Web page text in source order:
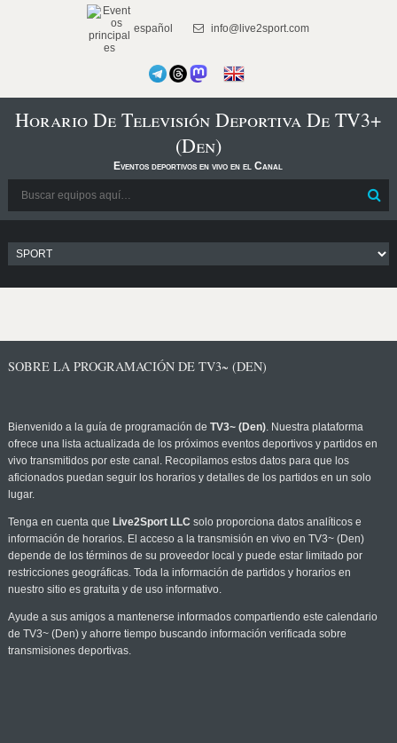
español info@live2sport.com
Horario De Televisión Deportiva De TV3+
(Den)
Eventos deportivos en vivo en el Canal
SOBRE LA PROGRAMACIÓN DE TV3~ (DEN)
Bienvenido a la guía de programación de TV3~ (Den). Nuestra plataforma
ofrece una lista actualizada de los próximos eventos deportivos y partidos en
vivo transmitidos por este canal. Recopilamos estos datos para que los
aficionados puedan seguir los horarios y detalles de los partidos en un solo
lugar.
Tenga en cuenta que Live2Sport LLC solo proporciona datos analíticos e
información de horarios. El acceso a la transmisión en vivo en TV3~ (Den)
depende de los términos de su proveedor local y puede estar limitado por
restricciones geográficas. Toda la información de partidos y horarios en
nuestro sitio es gratuita y de uso informativo.
Ayude a sus amigos a mantenerse informados compartiendo este calendario
de TV3~ (Den) y ahorre tiempo buscando información verificada sobre
transmisiones deportivas.